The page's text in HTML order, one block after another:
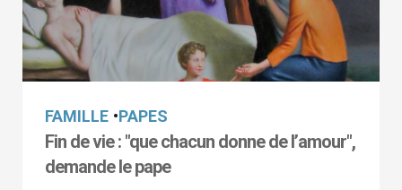
FAMILLE •PAPES
Fin de vie : "que chacun donne de l’amour",
demande le pape